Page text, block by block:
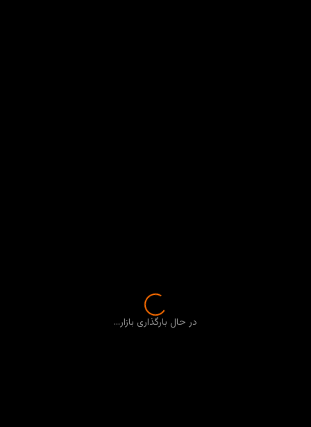
در حال بارگذاری بازار...